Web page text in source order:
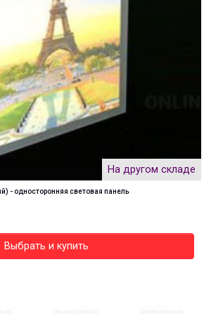
На другом складе
- односторонняя световая панель
Выбрать и купить